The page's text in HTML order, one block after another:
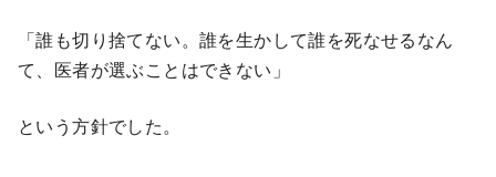
「誰も切り捨てない。誰を生かして誰を死なせるなん
て、医者が選ぶことはできない」
という方針でした。